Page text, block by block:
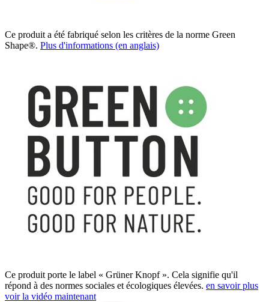
Ce produit a été fabriqué selon les critères de la norme Green
Shape®. Plus d'informations (en anglais)
Ce produit porte le label « Grüner Knopf ». Cela signifie qu'il
répond à des normes sociales et écologiques élevées. en savoir plus
voir la vidéo maintenant